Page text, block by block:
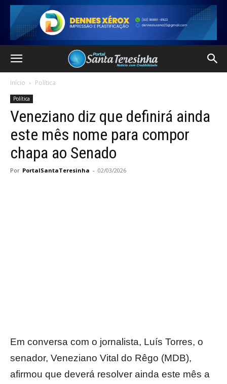
Início Política
Política
Veneziano diz que definirá ainda
este mês nome para compor
chapa ao Senado
Por PortalSantaTeresinha - 02/03/2026
Em conversa com o jornalista, Luís Torres, o
senador, Veneziano Vital do Rêgo (MDB),
afirmou que deverá resolver ainda este mês a